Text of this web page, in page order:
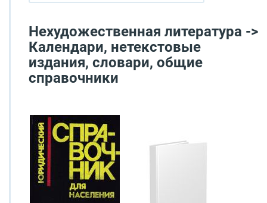
Нехудожественная литература ->
Календари, нетекстовые
издания, словари, общие
справочники